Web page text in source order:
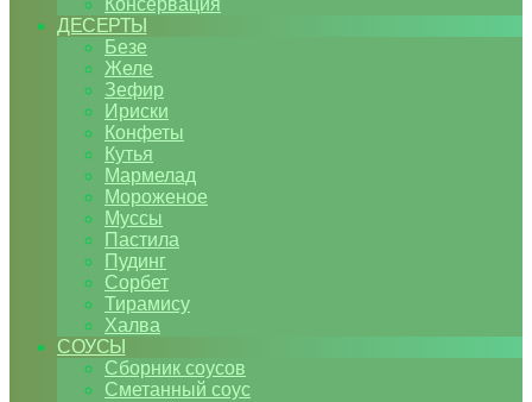
Консервация
ДЕСЕРТЫ
Безе
Желе
Зефир
Ириски
Конфеты
Кутья
Мармелад
Мороженое
Муссы
Пастила
Пудинг
Сорбет
Тирамису
Халва
СОУСЫ
Сборник соусов
Сметанный соус